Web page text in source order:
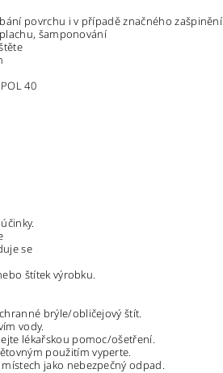
povrchu i v případě značného zašpinění
šamponování
40
se
štítek výrobku.
brýle/obličejový štít.
vody.
lékařskou pomoc/ošetření.
použitím vyperte.
jako nebezpečný odpad.